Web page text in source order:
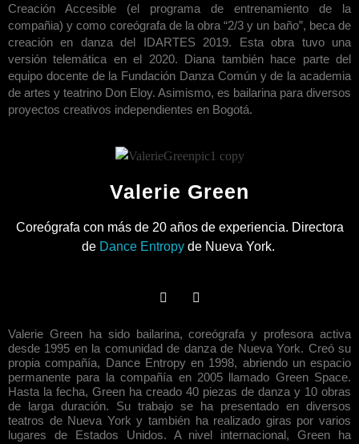
Creación Accesible (el programa de entrenamiento de la
compañia) y como coreógrafa de la obra “2/3 y un ​​baño”, beca de
creación en danza del IDARTES 2019. Esta obra tuvo una
versión telemática en el 2020. Diana también hace parte del
equipo docente de la Fundación Danza Común y de la academia
de artes y teatrino Don Eloy. Asimismo, es bailarina para diversos
proyectos creativos independientes en Bogotá.
Valerie Green
Coreógrafa con más de 20 años de experiencia. Directora
de Dance Entropyde Nueva York.
Valerie Green ha sido bailarina, coreógrafa y profesora activa
desde 1995 en la comunidad de danza de Nueva York. Creó su
propia compañía, Dance Entropy en 1998, abriendo un espacio
permanente para la compañía en 2005 llamado Green Space.
Hasta la fecha, Green ha creado 40 piezas de danza y 10 obras
de larga duración. Su trabajo se ha presentado en diversos
teatros de Nueva York y también ha realizado giras por varios
lugares de Estados Unidos. A nivel internacional, Green ha